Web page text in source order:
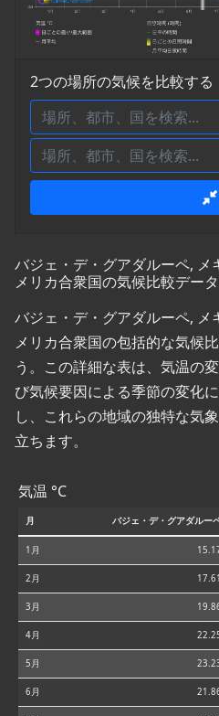
2つの場所の気候を比較する
バジェ・デ・グアダルーペ, メ
メリカ合衆国の気候比較デー
バジェ・デ・グアダルーペ, メ
メリカ合衆国の包括的な気候
う。この詳細な表は、気温の
び気候要因による季節の変化
し、これらの地域の独特な気
立ちます。
気温 °C
月 バジェ・デ・グアダルー
1月
2月 17.61
3月
4月
5月
6月